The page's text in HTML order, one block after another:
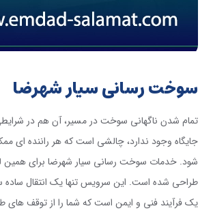
سوخت رسانی سیار شهرضا
تمام شدن ناگهانی سوخت در مسیر، آن هم در
جایگاه وجود ندارد، چالشی است که هر راننده ای
شود. خدمات سوخت رسانی سیار شهرضا برای همین
طراحی شده است. این سرویس تنها یک انتقال
یک فرآیند فنی و ایمن است که شما را از توقف های